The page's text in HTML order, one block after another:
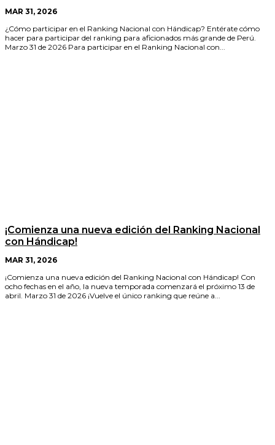
MAR 31, 2026
¿Cómo participar en el Ranking Nacional con Hándicap? Entérate cómo
hacer para participar del ranking para aficionados más grande de Perú.
Marzo 31 de 2026 Para participar en el Ranking Nacional con...
¡Comienza una nueva edición del Ranking Nacional
con Hándicap!
MAR 31, 2026
¡Comienza una nueva edición del Ranking Nacional con Hándicap! Con
ocho fechas en el año, la nueva temporada comenzará el próximo 13 de
abril. Marzo 31 de 2026 ¡Vuelve el único ranking que reúne a...